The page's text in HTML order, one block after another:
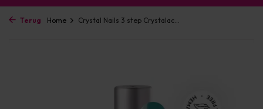
Terug Home Crystal Nails 3 step Crystalac...